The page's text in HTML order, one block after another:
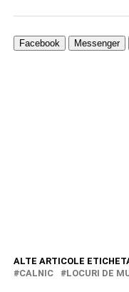
Facebook Messenger
ALTE ARTICOLE
CALNIC
LOCURI DE